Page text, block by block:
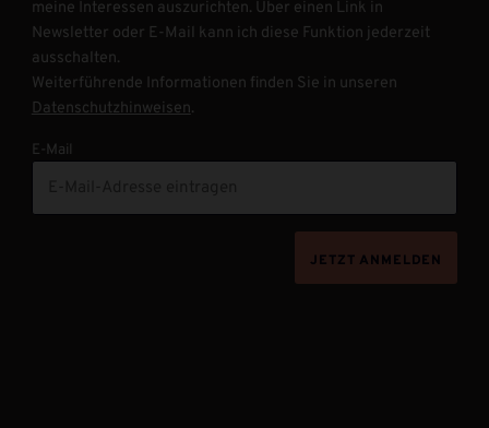
meine Interessen auszurichten. Über einen Link in
Newsletter oder E-Mail kann ich diese Funktion jederzeit
ausschalten.
Weiterführende Informationen finden Sie in unseren
Datenschutzhinweisen.
E-Mail
JETZT ANMELDEN